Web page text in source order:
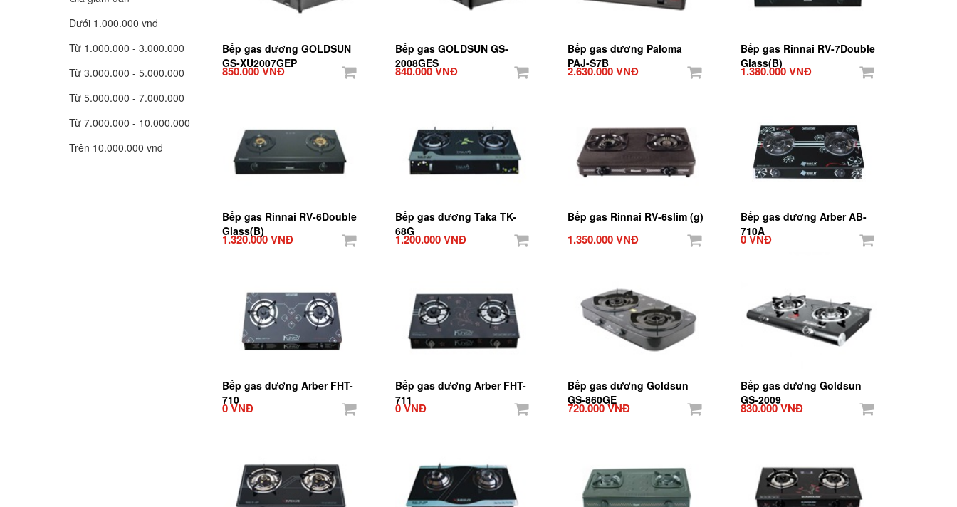
Dưới 1.000.000 vnd
Từ 1.000.000 - 3.000.000
Từ 3.000.000 - 5.000.000
Từ 5.000.000 - 7.000.000
Từ 7.000.000 - 10.000.000
Trên 10.000.000 vnđ
Bếp gas dương GOLDSUN
GS-XU2007GEP
850.000 VNĐ
Bếp gas GOLDSUN GS-
2008GES
840.000 VNĐ
Bếp gas dương Paloma
PAJ-S7B
2.630.000 VNĐ
Bếp gas Rinnai RV-7Double
Glass(B)
1.380.000 VNĐ
Bếp gas Rinnai RV-6Double
Glass(B)
1.320.000 VNĐ
Bếp gas dương Taka TK-
68G
1.200.000 VNĐ
Bếp gas Rinnai RV-6slim (g)
1.350.000 VNĐ
Bếp gas dương Arber AB-
710A
0 VNĐ
Bếp gas dương Arber FHT-
710
0 VNĐ
Bếp gas dương Arber FHT-
711
0 VNĐ
Bếp gas dương Goldsun
GS-860GE
720.000 VNĐ
Bếp gas dương Goldsun
GS-2009
830.000 VNĐ